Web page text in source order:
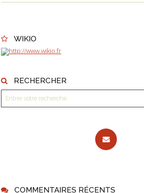
WIKIO
RECHERCHER
COMMENTAIRES RÉCENTS